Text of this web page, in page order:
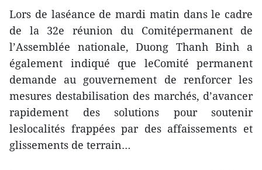
Lors de laséance de mardi matin dans le cadre
de la 32e réunion du Comitépermanent de
l’Assemblée nationale, Duong Thanh Binh a
également indiqué que leComité permanent
demande au gouvernement de renforcer les
mesures destabilisation des marchés, d’avancer
rapidement des solutions pour soutenir
leslocalités frappées par des affaissements et
glissements de terrain…